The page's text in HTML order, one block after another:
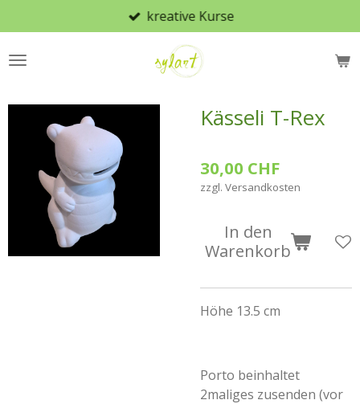
Hauptinhalt
springen
kreative Kurse
Kässeli T-Rex
30,00 CHF
zzgl. Versandkosten
In den
Warenkorb
Höhe 13.5 cm
Porto beinhaltet
2maliges zusenden (vor